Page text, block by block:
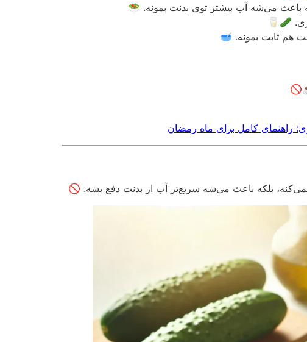
باعث می‌شه آب بیشتر توی بدنت بمونه. 🥗
🥒🥛
هم ثابت بمونه. 🥣
راهنمای کامل برای ماه رمضان
بلکه باعث می‌شه سریع‌تر آب از بدنت دفع بشه. 🚫